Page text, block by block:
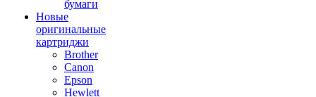
бумаги
Новые
оригинальные
картриджи
Brother
Canon
Epson
Hewlett